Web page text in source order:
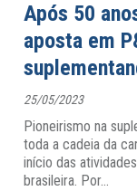
Após 50
aposta em
25/05/2023
Pioneirismo na
toda a cadeia da
início das
brasileira. Por…